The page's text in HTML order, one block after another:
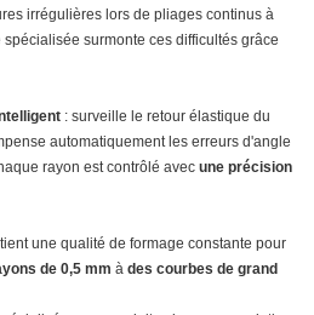
irrégulières lors de pliages continus à
surmonte ces difficultés grâce
: surveille le retour élastique du
automatiquement les erreurs d'angle
rayon est contrôlé avecune précision
une qualité de formage constante pour
de 0,5 mm ​​ à​​des courbes de grand